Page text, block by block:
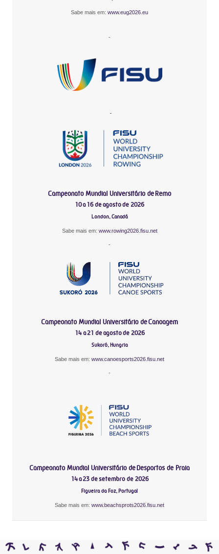
Sabe mais em: www.eug2026.eu
-
-
Campeonato Mundial Universitário de Remo
10 a 16 de agosto de 2026
London, Canadá
Sabe mais em: www.rowing2026.fisu.net
-
Campeonato Mundial Universitário de Canoagem
14 a 21 de agosto de 2026
Sukoró, Hungria
Sabe mais em: www.canoesports2026.fisu.net
-
Campeonato Mundial Universitário de Desportos de Praia
14 a 23 de setembro de 2026
Figueira da Foz, Portugal
Sabe mais em: www.beachsprots2026.fisu.net